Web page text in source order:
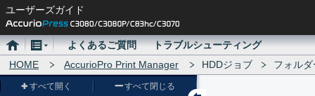
ユーザーズガイド
ホ
ー
メ
ニ
ュ
よくあるご質問
トラブルシューティング
HOME
AccurioPro Print Manager HDDジョブ フォル
すべて開く すべて閉じる